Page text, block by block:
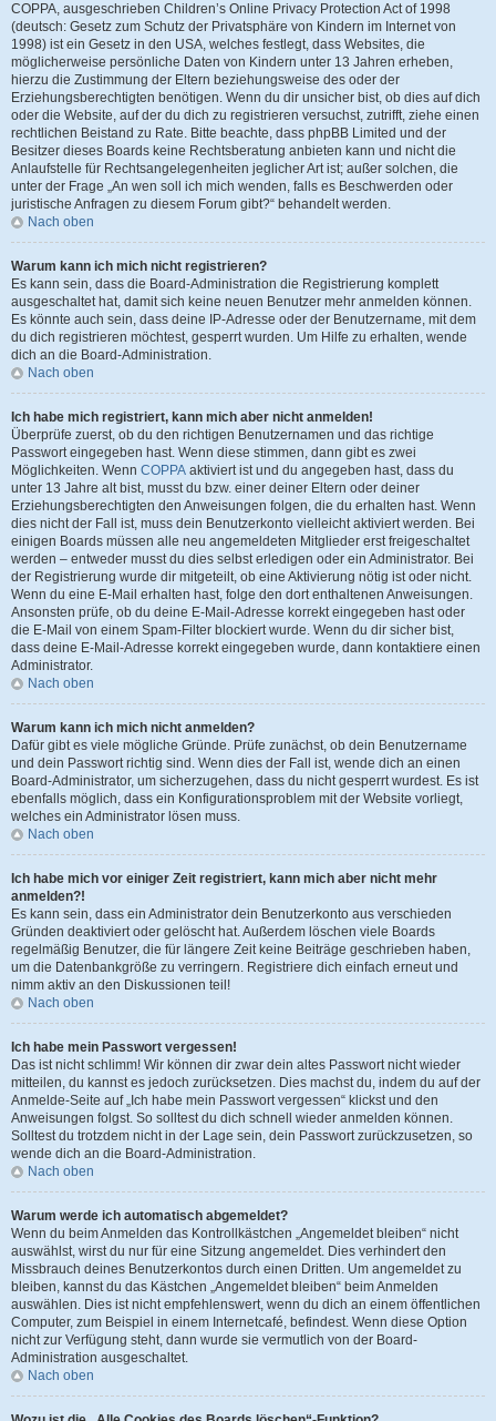
COPPA, ausgeschrieben Children’s Online Privacy Protection Act of 1998
(deutsch: Gesetz zum Schutz der Privatsphäre von Kindern im Internet von
1998) ist ein Gesetz in den USA, welches festlegt, dass Websites, die
möglicherweise persönliche Daten von Kindern unter 13 Jahren erheben,
hierzu die Zustimmung der Eltern beziehungsweise des oder der
Erziehungsberechtigten benötigen. Wenn du dir unsicher bist, ob dies auf dich
oder die Website, auf der du dich zu registrieren versuchst, zutrifft, ziehe einen
rechtlichen Beistand zu Rate. Bitte beachte, dass phpBB Limited und der
Besitzer dieses Boards keine Rechtsberatung anbieten kann und nicht die
Anlaufstelle für Rechtsangelegenheiten jeglicher Art ist; außer solchen, die
unter der Frage „An wen soll ich mich wenden, falls es Beschwerden oder
juristische Anfragen zu diesem Forum gibt?“ behandelt werden.
Nach oben
Warum kann ich mich nicht registrieren?
Es kann sein, dass die Board-Administration die Registrierung komplett
ausgeschaltet hat, damit sich keine neuen Benutzer mehr anmelden können.
Es könnte auch sein, dass deine IP-Adresse oder der Benutzername, mit dem
du dich registrieren möchtest, gesperrt wurden. Um Hilfe zu erhalten, wende
dich an die Board-Administration.
Nach oben
Ich habe mich registriert, kann mich aber nicht anmelden!
Überprüfe zuerst, ob du den richtigen Benutzernamen und das richtige
Passwort eingegeben hast. Wenn diese stimmen, dann gibt es zwei
Möglichkeiten. Wenn COPPA aktiviert ist und du angegeben hast, dass du
unter 13 Jahre alt bist, musst du bzw. einer deiner Eltern oder deiner
Erziehungsberechtigten den Anweisungen folgen, die du erhalten hast. Wenn
dies nicht der Fall ist, muss dein Benutzerkonto vielleicht aktiviert werden. Bei
einigen Boards müssen alle neu angemeldeten Mitglieder erst freigeschaltet
werden – entweder musst du dies selbst erledigen oder ein Administrator. Bei
der Registrierung wurde dir mitgeteilt, ob eine Aktivierung nötig ist oder nicht.
Wenn du eine E-Mail erhalten hast, folge den dort enthaltenen Anweisungen.
Ansonsten prüfe, ob du deine E-Mail-Adresse korrekt eingegeben hast oder
die E-Mail von einem Spam-Filter blockiert wurde. Wenn du dir sicher bist,
dass deine E-Mail-Adresse korrekt eingegeben wurde, dann kontaktiere einen
Administrator.
Nach oben
Warum kann ich mich nicht anmelden?
Dafür gibt es viele mögliche Gründe. Prüfe zunächst, ob dein Benutzername
und dein Passwort richtig sind. Wenn dies der Fall ist, wende dich an einen
Board-Administrator, um sicherzugehen, dass du nicht gesperrt wurdest. Es ist
ebenfalls möglich, dass ein Konfigurationsproblem mit der Website vorliegt,
welches ein Administrator lösen muss.
Nach oben
Ich habe mich vor einiger Zeit registriert, kann mich aber nicht mehr
anmelden?!
Es kann sein, dass ein Administrator dein Benutzerkonto aus verschieden
Gründen deaktiviert oder gelöscht hat. Außerdem löschen viele Boards
regelmäßig Benutzer, die für längere Zeit keine Beiträge geschrieben haben,
um die Datenbankgröße zu verringern. Registriere dich einfach erneut und
nimm aktiv an den Diskussionen teil!
Nach oben
Ich habe mein Passwort vergessen!
Das ist nicht schlimm! Wir können dir zwar dein altes Passwort nicht wieder
mitteilen, du kannst es jedoch zurücksetzen. Dies machst du, indem du auf der
Anmelde-Seite auf „Ich habe mein Passwort vergessen“ klickst und den
Anweisungen folgst. So solltest du dich schnell wieder anmelden können.
Solltest du trotzdem nicht in der Lage sein, dein Passwort zurückzusetzen, so
wende dich an die Board-Administration.
Nach oben
Warum werde ich automatisch abgemeldet?
Wenn du beim Anmelden das Kontrollkästchen „Angemeldet bleiben“ nicht
auswählst, wirst du nur für eine Sitzung angemeldet. Dies verhindert den
Missbrauch deines Benutzerkontos durch einen Dritten. Um angemeldet zu
bleiben, kannst du das Kästchen „Angemeldet bleiben“ beim Anmelden
auswählen. Dies ist nicht empfehlenswert, wenn du dich an einem öffentlichen
Computer, zum Beispiel in einem Internetcafé, befindest. Wenn diese Option
nicht zur Verfügung steht, dann wurde sie vermutlich von der Board-
Administration ausgeschaltet.
Nach oben